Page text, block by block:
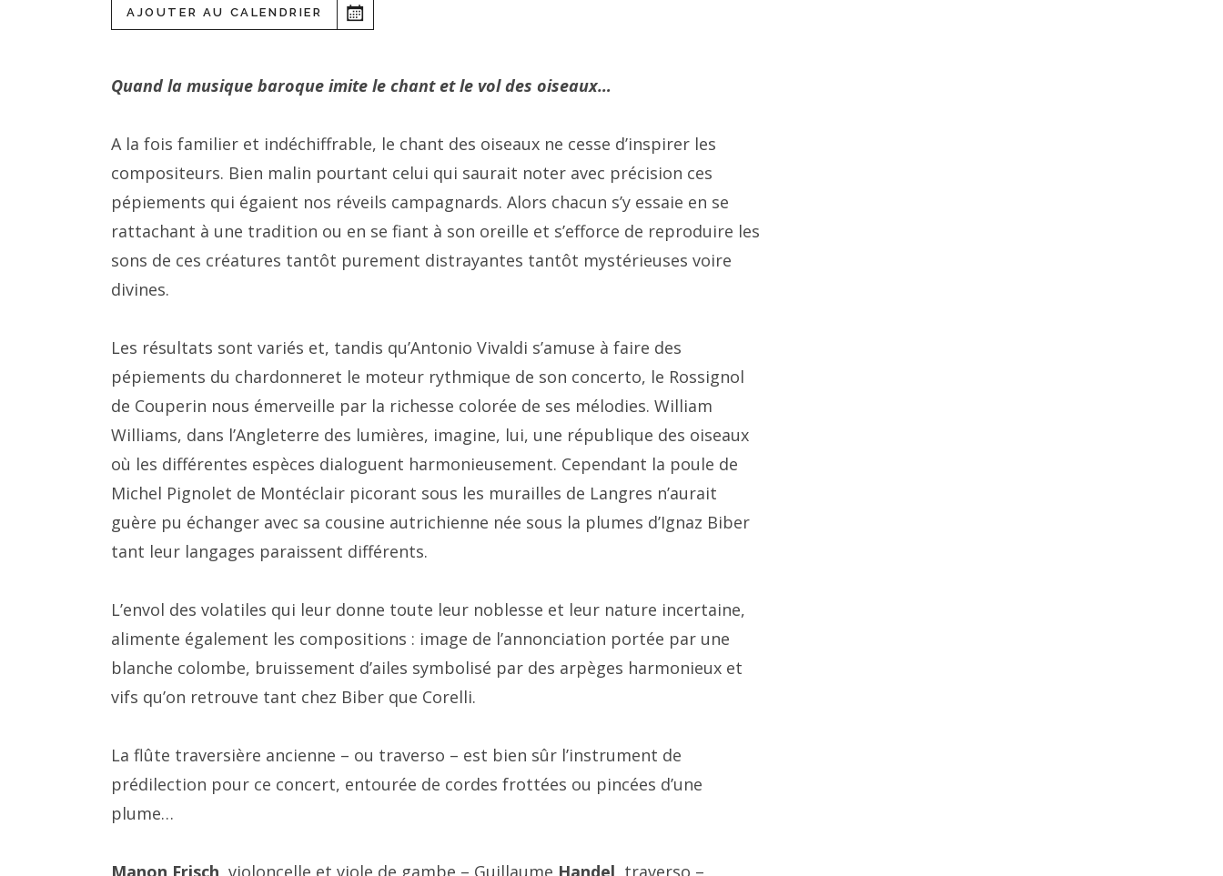
AJOUTER AU CALENDRIER
Quand la musique baroque imite le chant et le vol des oiseaux…
A la fois familier et indéchiffrable, le chant des oiseaux ne cesse d’inspirer les
compositeurs. Bien malin pourtant celui qui saurait noter avec précision ces
pépiements qui égaient nos réveils campagnards. Alors chacun s’y essaie en se
rattachant à une tradition ou en se fiant à son oreille et s’efforce de reproduire les
sons de ces créatures tantôt purement distrayantes tantôt mystérieuses voire
divines.
Les résultats sont variés et, tandis qu’Antonio Vivaldi s’amuse à faire des
pépiements du chardonneret le moteur rythmique de son concerto, le Rossignol
de Couperin nous émerveille par la richesse colorée de ses mélodies. William
Williams, dans l’Angleterre des lumières, imagine, lui, une république des oiseaux
où les différentes espèces dialoguent harmonieusement. Cependant la poule de
Michel Pignolet de Montéclair picorant sous les murailles de Langres n’aurait
guère pu échanger avec sa cousine autrichienne née sous la plumes d’Ignaz Biber
tant leur langages paraissent différents.
L’envol des volatiles qui leur donne toute leur noblesse et leur nature incertaine,
alimente également les compositions : image de l’annonciation portée par une
blanche colombe, bruissement d’ailes symbolisé par des arpèges harmonieux et
vifs qu’on retrouve tant chez Biber que Corelli.
La flûte traversière ancienne – ou traverso – est bien sûr l’instrument de
prédilection pour ce concert, entourée de cordes frottées ou pincées d’une
plume…
Manon Frisch, violoncelle et viole de gambe – Guillaume Handel , traverso –